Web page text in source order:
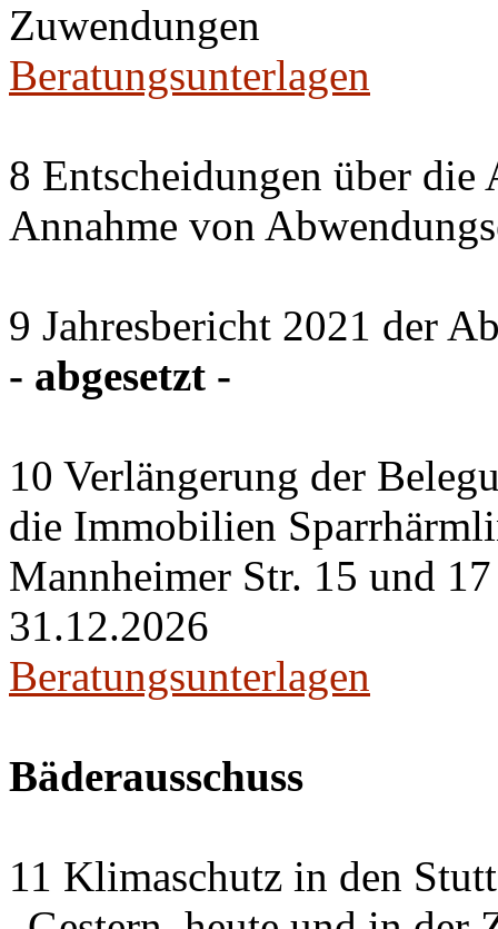
Zuwendungen
Beratungsunterlagen
8 Entscheidungen über
Annahme von
9 Jahresbericht 2021 der
- abgesetzt -
10 Verlängerung der
die Immobilien
Mannheimer Str. 15 und
31.12.2026
Beratungsunterlagen
Bäderausschuss
11 Klimaschutz in den